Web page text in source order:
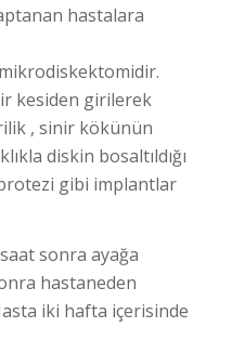
hastalara
kesiden girilerek
, sinir kökünün
diskin bosaltıldığı
gibi implantlar
sonra ayağa
hastaneden
iki hafta içerisinde